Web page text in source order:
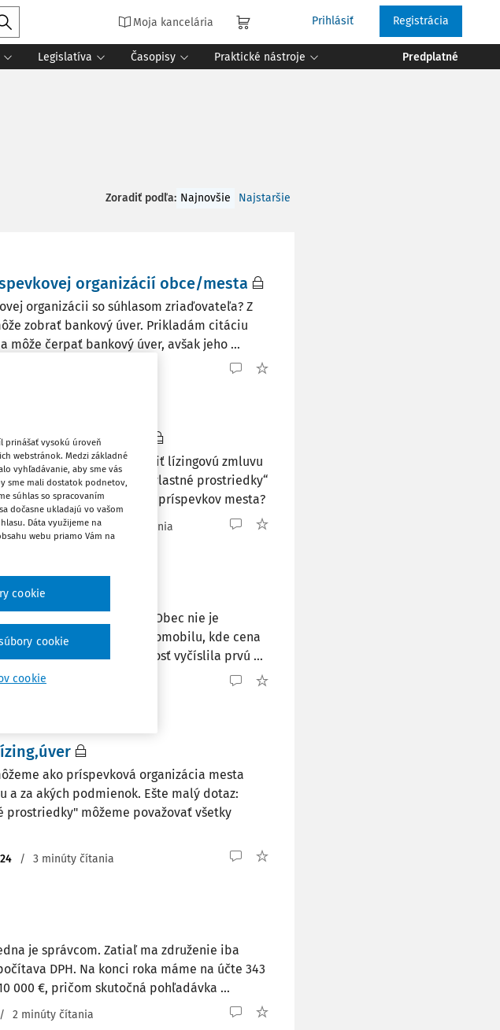
Moja kancelária Prihlásiť Registrácia
Legislatíva Časopisy Praktické nástroje Predplatné
Zoradiť podľa: Najnovšie Najstaršie
organizácií obce/mesta
organizácii so súhlasom zriaďovateľa? Z
zobrať bankový úver. Prikladám citáciu
môže čerpať bankový úver, avšak jeho ...
zobrať úver
zobrať úver, resp. uzatvoriť lízingovú zmluvu
činnosť. Môžeme za „vlastné prostriedky“
vlastnou činnosťou mimo príspevkov mesta?
13. 12. 2024 / 3 minúty čítania
finančného lízingu. Obec nie je
faktúru za kúpu automobilu, kde cena
eur. Lízingová spoločnosť vyčíslila prvú ...
/ 3 minúty čítania
ako príspevková organizácia mesta
a za akých podmienok. Ešte malý dotaz:
môžeme považovať všetky
/ 3 minúty čítania
je správcom. Zatiaľ ma združenie iba
DPH. Na konci roka máme na účte 343
000 €, pričom skutočná pohľadávka ...
/ 2 minúty čítania
prinášať vysokú úroveň
webstránok. Medzi základné
vyhľadávanie, aby sme vás
sme mali dostatok podnetov,
súhlas so spracovaním
dočasne ukladajú vo vašom
Dáta využijeme na
webu priamo Vám na
cookie
cookie
cookie